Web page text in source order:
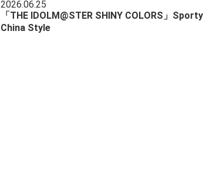
2026.06.25
「THE IDOLM@STER SHINY COLORS」Sporty
China Style